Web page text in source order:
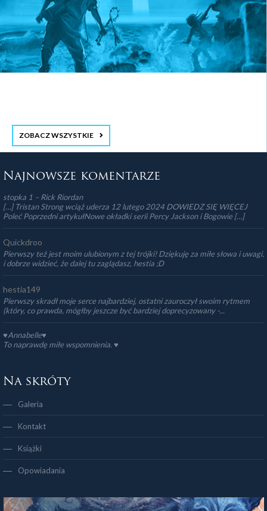
stopka 3
ZOBACZ WSZYSTKIE
Najnowsze komentarze
stopka 1 – Rick Riordan
[…] Tristan Strong wciąż uderza 12 lutego 2024 DOWIEDZ SIĘ WIĘCEJ
Poleć Poprzedni artykułNowe okładki serii Percy Jackson i Bogowie […]
Quickdroo
Pierwszy też jest moim ulubionym z tej trójki! Dziękuję za miłe słowa i uwagi,
i dobrze widzieć, że dalej tu zaglądasz, hestia ;D
hestia149
Pierwszy skradł moje serce najbardziej, ostatni zauroczył swoim rytmem
(który, co prawda, mógłby jeszcze być bardziej doprecyzowany -...
♥Annabelle♥
To naprawdę miłe wspomnienia. ♥️
Na skróty
Galeria
Kontakt
Książki
Opowiadania